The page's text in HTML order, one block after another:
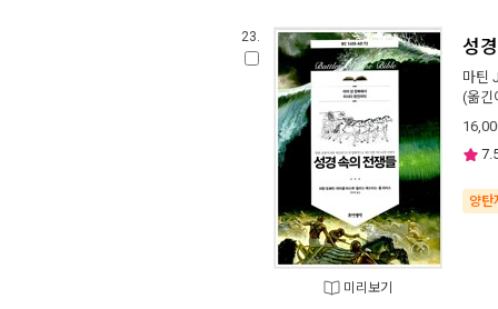
23.
미리보기
성
마틴
(옮
양탄